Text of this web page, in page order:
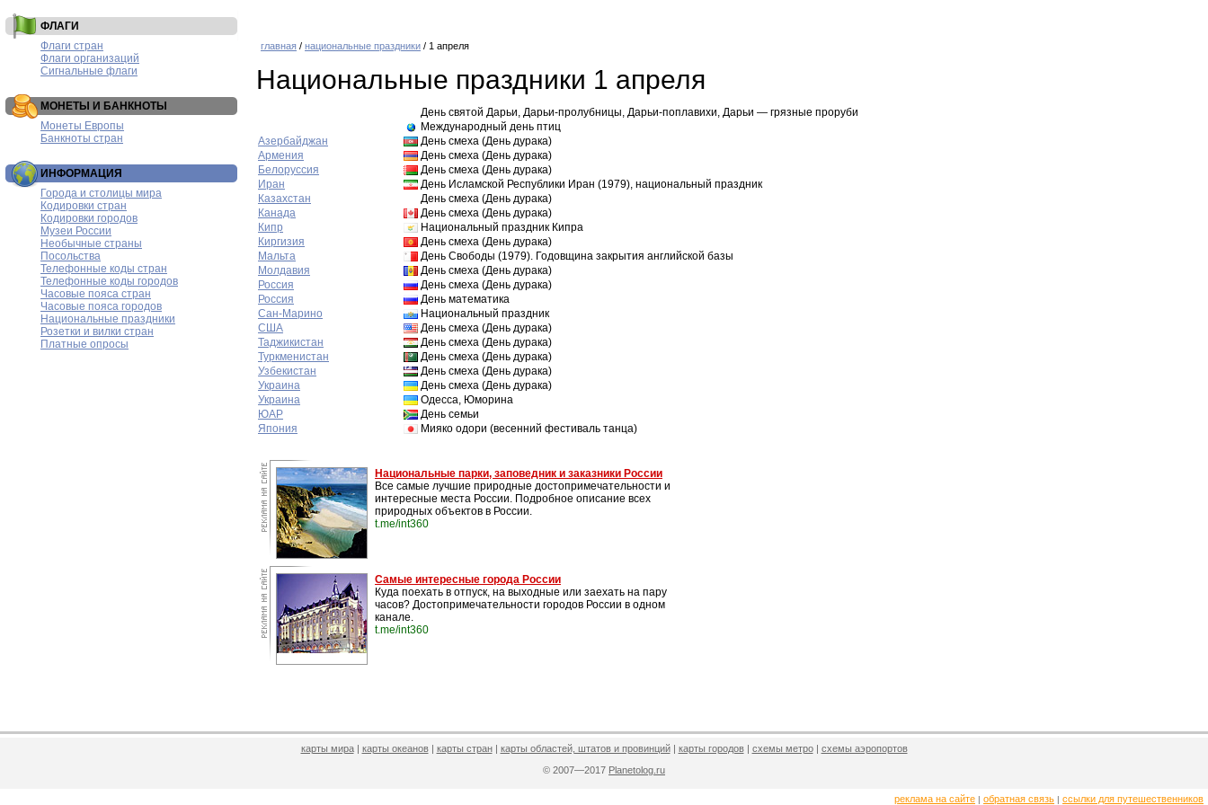
ФЛАГИ
Флаги стран
Флаги организаций
Сигнальные флаги
МОНЕТЫ И БАНКНОТЫ
Монеты Европы
Банкноты стран
ИНФОРМАЦИЯ
Города и столицы мира
Кодировки стран
Кодировки городов
Музеи России
Необычные страны
Посольства
Телефонные коды стран
Телефонные коды городов
Часовые пояса стран
Часовые пояса городов
Национальные праздники
Розетки и вилки стран
Платные опросы
главная / национальные праздники / 1 апреля
Национальные праздники 1 апреля
День святой Дарьи, Дарьи-пролубницы, Дарьи-поплавихи, Дарьи — грязные проруби
Международный день птиц
Азербайджан
День смеха (День дурака)
Армения
День смеха (День дурака)
Белоруссия
День смеха (День дурака)
Иран
День Исламской Республики Иран (1979), национальный праздник
Казахстан
День смеха (День дурака)
Канада
День смеха (День дурака)
Кипр
Национальный праздник Кипра
Киргизия
День смеха (День дурака)
Мальта
День Свободы (1979). Годовщина закрытия английской базы
Молдавия
День смеха (День дурака)
Россия
День смеха (День дурака)
Россия
День математика
Сан-Марино
Национальный праздник
США
День смеха (День дурака)
Таджикистан
День смеха (День дурака)
Туркменистан
День смеха (День дурака)
Узбекистан
День смеха (День дурака)
Украина
День смеха (День дурака)
Украина
Одесса, Юморина
ЮАР
День семьи
Япония
Мияко одори (весенний фестиваль танца)
Национальные парки, заповедник и заказники России
Все самые лучшие природные достопримечательности и
интересные места России. Подробное описание всех
природных объектов в России.
t.me/int360
Самые интересные города России
Куда поехать в отпуск, на выходные или заехать на пару
часов? Достопримечательности городов России в одном
канале.
t.me/int360
карты мира| карты океанов| карты стран| карты областей, штатов и провинций| карты городов| схемы метро| схемы аэропортов
© 2007—2017 Planetolog.ru
реклама на сайте | обратная связь | ссылки для путешественников